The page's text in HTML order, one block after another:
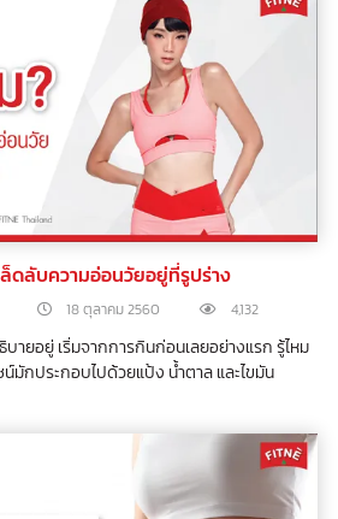
ล็ดลับความอ่อนวัยอยู่ที่รูปร่าง
18 ตุลาคม 2560 4,132
ายอยู่ เริ่มจากการกินก่อนเลยอย่างแรก รู้ไหม
น์มักประกอบไปด้วยแป้ง น้ำตาล และไขมัน